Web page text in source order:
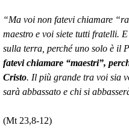
“Ma voi non fatevi chiamare
maestro e voi siete tutti fratelli.
sulla terra, perché uno solo è il
fatevi chiamare “maestri”,
Cristo. Il più grande tra voi sia
sarà abbassato e chi si
(Mt 23,8-12)